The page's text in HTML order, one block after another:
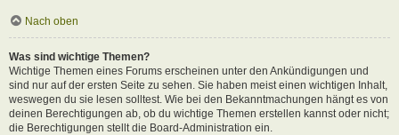
Nach oben
Was sind wichtige Themen?
Wichtige Themen eines Forums erscheinen unter den Ankündigungen und
sind nur auf der ersten Seite zu sehen. Sie haben meist einen wichtigen Inhalt,
weswegen du sie lesen solltest. Wie bei den Bekanntmachungen hängt es von
deinen Berechtigungen ab, ob du wichtige Themen erstellen kannst oder nicht;
die Berechtigungen stellt die Board-Administration ein.